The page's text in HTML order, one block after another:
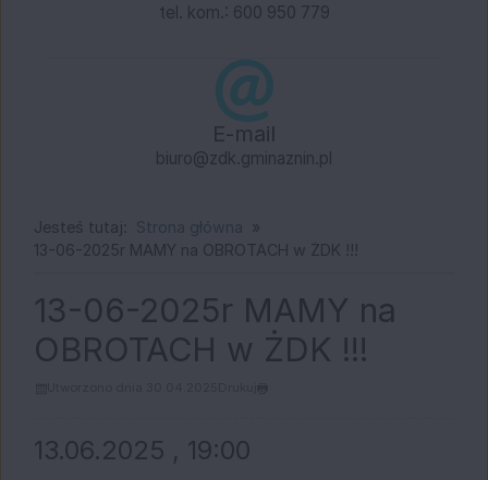
tel. kom.: 600 950 779
E-mail
biuro@zdk.gminaznin.pl
Jesteś tutaj:
Strona główna
13-06-2025r MAMY na OBROTACH w ŻDK !!!
13-06-2025r MAMY na
OBROTACH w ŻDK !!!
13.06.2025 , 19:00